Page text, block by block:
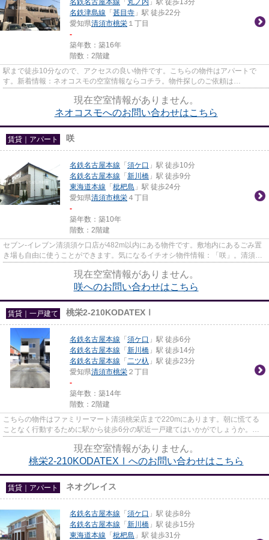
名鉄名古屋本線 「 丸ノ内 」駅 徒歩13分
名鉄津島線 「 甚目寺 」駅 徒歩22分
愛知県清須市桃栄 １丁目
-
築年数：築16年
階数：2階建
駅まで徒歩10分なので、アクセスの良い物件です。こちらの物件はアパートで
す。新着情報：ネオコスモの空室情報ならコチラ。物件探しのご依頼は
現在空室情報がありません。
ネオコスモへのお問い合わせはこちら
賃貸｜アパート 咲
名鉄名古屋本線 「 須ケ口 」駅 徒歩10分
名鉄名古屋本線 「 新川橋 」駅 徒歩9分
東海道本線 「 枇杷島 」駅 徒歩24分
愛知県清須市桃栄 ４丁目
-
築年数：築10年
階数：2階建
セブン-イレブン清須須ケ口店が482m以内にある物件です。敷地内にあるごみ置
き場も自由に使うことができます。気になるイチオシ物件情報：「咲」。清須市
現在空室情報がありません。
咲へのお問い合わせはこちら
賃貸｜一戸建て 桃栄2-210KODATEXⅠ
名鉄名古屋本線 「 須ケ口 」駅 徒歩6分
名鉄名古屋本線 「 新川橋 」駅 徒歩14分
名鉄名古屋本線 「 二ツ杁 」駅 徒歩23分
愛知県清須市桃栄 ２丁目
-
築年数：築14年
階数：2階建
こちらの物件はファミリーマート清須桃栄店まで220mにあります。朝に慌てる
ことなく行動するために駅から徒歩6分の駅近一戸建てはいかがでしょうか。
現在空室情報がありません。
桃栄2-210KODATEXⅠへのお問い合わせはこちら
賃貸｜アパート ネオグレイス
名鉄名古屋本線 「 須ケ口 」駅 徒歩8分
名鉄名古屋本線 「 新川橋 」駅 徒歩15分
東海道本線 「 枇杷島 」駅 徒歩31分